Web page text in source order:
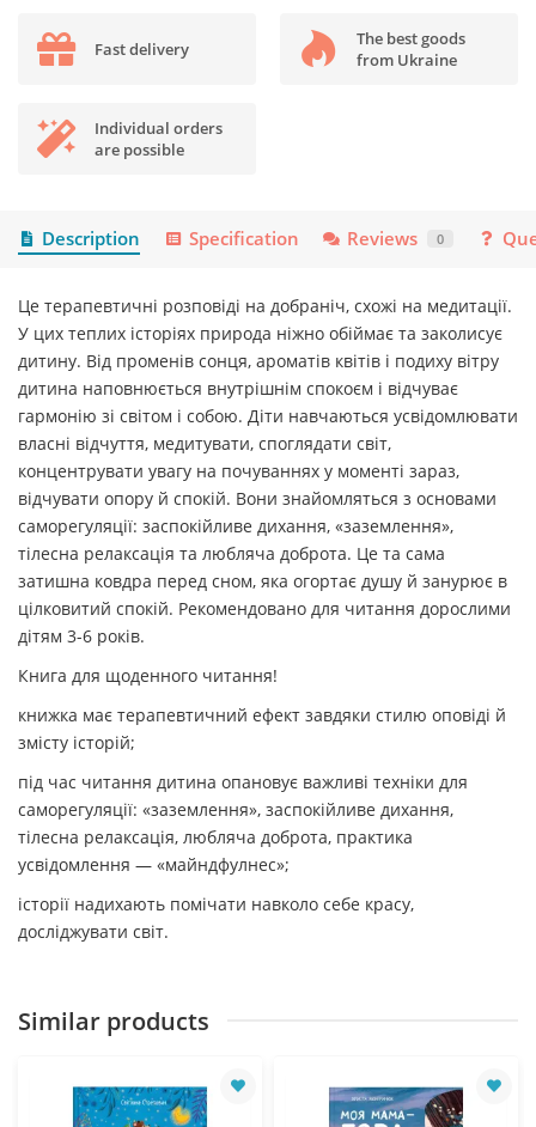
Fast delivery
The best goods
from Ukraine
Individual orders
are possible
Description Specification Reviews 0
Це терапевтичні розповіді на добраніч, схожі на медитації.
У цих теплих історіях природа ніжно обіймає та заколисує
дитину. Від променів сонця, ароматів квітів і подиху вітру
дитина наповнюється внутрішнім спокоєм і відчуває
гармонію зі світом і собою. Діти навчаються усвідомлювати
власні відчуття, медитувати, споглядати світ,
концентрувати увагу на почуваннях у моменті зараз,
відчувати опору й спокій. Вони знайомляться з основами
саморегуляції: заспокійливе дихання, «заземлення»,
тілесна релаксація та любляча доброта. Це та сама
затишна ковдра перед сном, яка огортає душу й занурює в
цілковитий спокій. Рекомендовано для читання дорослими
дітям 3-6 років.
Книга для щоденного читання!
книжка має терапевтичний ефект завдяки стилю оповіді й
змісту історій;
під час читання дитина опановує важливі техніки для
саморегуляції: «заземлення», заспокійливе дихання,
тілесна релаксація, любляча доброта, практика
усвідомлення — «майндфулнес»;
історії надихають помічати навколо себе красу,
досліджувати світ.
Similar products